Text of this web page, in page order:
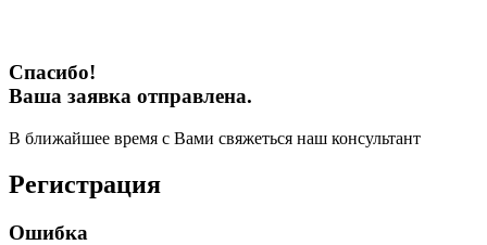
Спасибо!
Ваша заявка отправлена.
В ближайшее время с Вами свяжеться наш консультант
Регистрация
Ошибка